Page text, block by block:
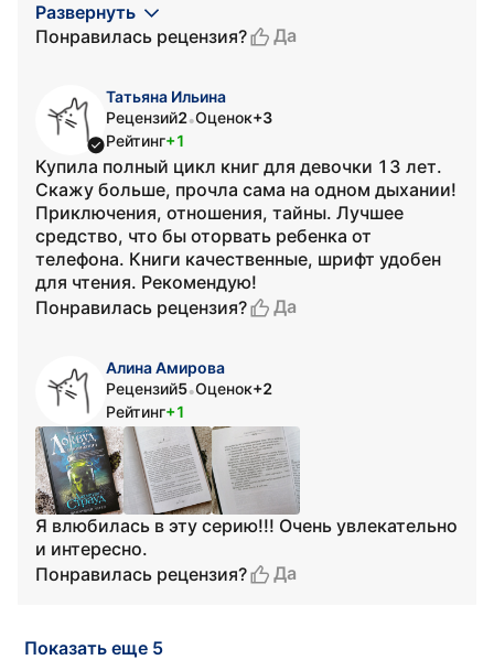
Развернуть
Понравилась рецензия?
Да
Татьяна Ильина
Рецензий2•Оценок+3
Рейтинг+1
Купила полный цикл книг для девочки 13 лет.
Скажу больше, прочла сама на одном дыхании!
Приключения, отношения, тайны. Лучшее
средство, что бы оторвать ребенка от
телефона. Книги качественные, шрифт удобен
для чтения. Рекомендую!
Понравилась рецензия?
Да
Алина Амирова
Рецензий5•Оценок+2
Рейтинг+1
Я влюбилась в эту серию!!! Очень увлекательно
и интересно.
Понравилась рецензия?
Да
Показать еще 5